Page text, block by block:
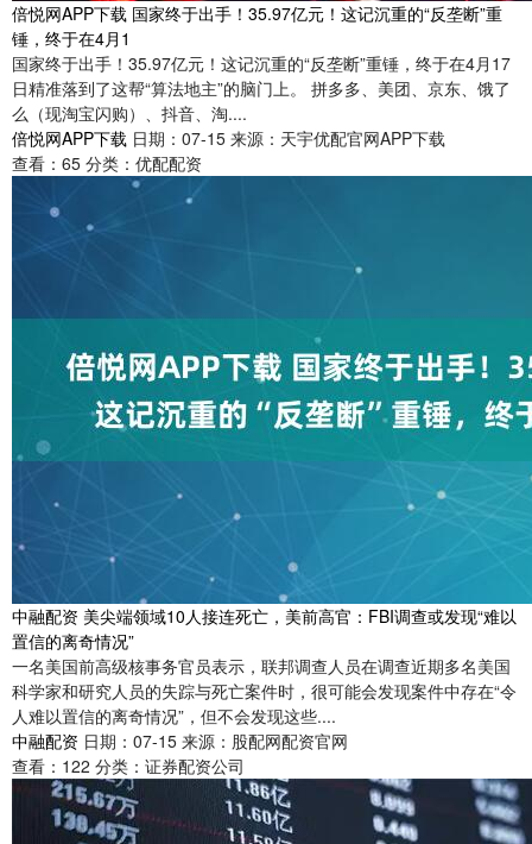
倍悦网APP下载 国家终于出手！35.97亿元！这记沉重的“反垄断”重
锤，终于在4月1
国家终于出手！35.97亿元！这记沉重的“反垄断”重锤，终于在4月17
日精准落到了这帮“算法地主”的脑门上。 拼多多、美团、京东、饿了
么（现淘宝闪购）、抖音、淘....
倍悦网APP下载 日期：07-15 来源：天宇优配官网APP下载
查看： 65 分类： 优配配资
中融配资 美尖端领域10人接连死亡，美前高官：FBI调查或发现“难以
置信的离奇情况”
一名美国前高级核事务官员表示，联邦调查人员在调查近期多名美国
科学家和研究人员的失踪与死亡案件时，很可能会发现案件中存在“令
人难以置信的离奇情况”，但不会发现这些....
中融配资 日期：07-15 来源：股配网配资官网
查看： 122 分类： 证券配资公司